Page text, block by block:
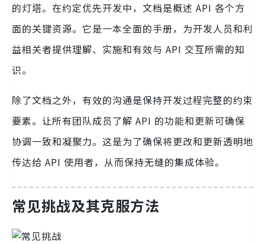
的灯塔。在约定优先开发中，文档是概述 API 各个方
面的关键资源。它是一本全面的手册，为开发人员和利
益相关者提供理解、实施和有效与 API 交互所需的知
识。
除了文档之外，有效的沟通是保持开发过程完整的约束
要素。让所有团队成员了解 API 的功能和更新可确保
协调一致和凝聚力。这是为了确保将更改和更新透明地
传达给 API 使用者，从而保持无缝的集成体验。
常见挑战及其克服方法